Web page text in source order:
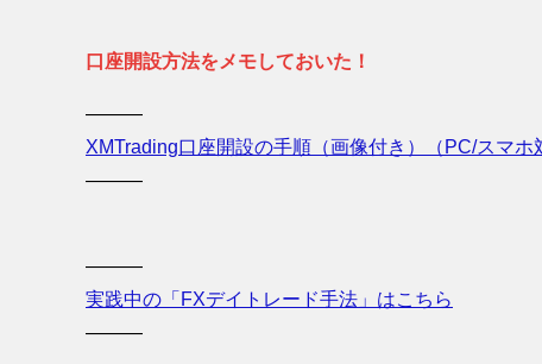
口座開設方法をメモしておいた！
———
XMTrading口座開設の手順（画像付き）（PC/スマホ
———
———
実践中の「FXデイトレード手法」はこちら
———